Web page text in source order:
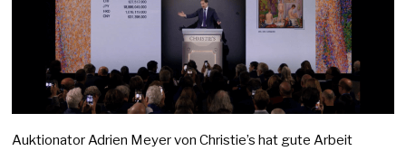
Auktionator Adrien Meyer von Christie’s hat gute Arbeit